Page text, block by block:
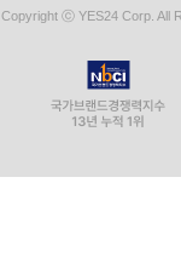
Copyright ⓒ YES24 Corp. All